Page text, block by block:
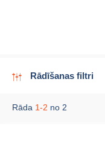
Rādīšanas filtri
Rāda 1-2 no 2